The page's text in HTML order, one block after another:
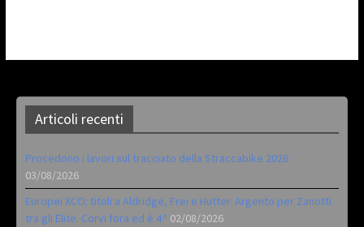
Articoli recenti
Procedono i lavori sul tracciato della Straccabike 2026
03/08/2026
Europei XCO: titoli a Aldridge, Frei e Hutter. Argento per Zanotti
tra gli Elite. Corvi fora ed è 4^ 02/08/2026